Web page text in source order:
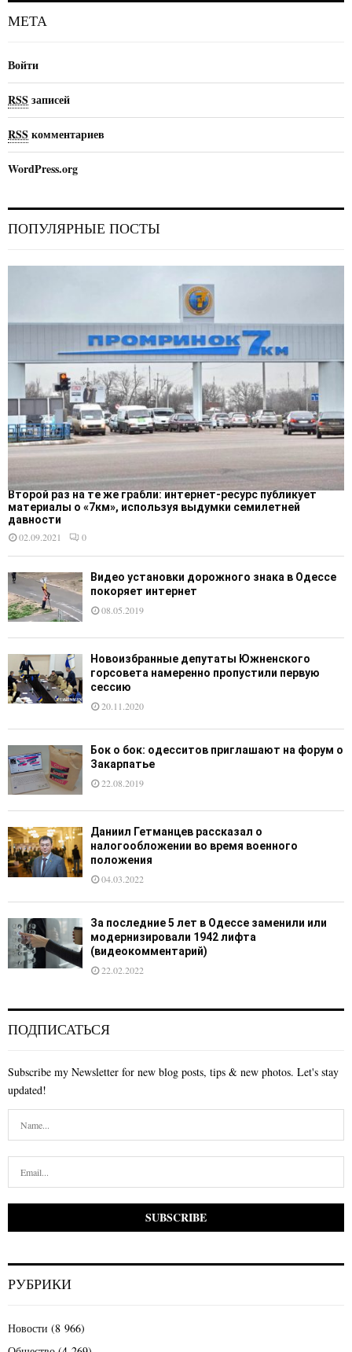
МЕТА
Войти
RSSзаписей
RSSкомментариев
WordPress.org
ПОПУЛЯРНЫЕ ПОСТЫ
Второй раз на те же грабли: интернет-ресурс публикует
материалы о «7км», используя выдумки семилетней
давности
02.09.2021
0
Видео установки дорожного знака в Одессе
покоряет интернет
08.05.2019
Новоизбранные депутаты Южненского
горсовета намеренно пропустили первую
сессию
20.11.2020
Бок о бок: одесситов приглашают на форум о
Закарпатье
22.08.2019
Даниил Гетманцев рассказал о
налогообложении во время военного
положения
04.03.2022
За последние 5 лет в Одессе заменили или
модернизировали 1942 лифта
(видеокомментарий)
22.02.2022
ПОДПИСАТЬСЯ
Subscribe my Newsletter for new blog posts, tips & new photos. Let's stay
updated!
РУБРИКИ
Новости (8 966)